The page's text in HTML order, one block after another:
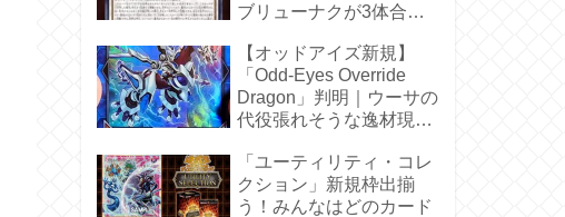
ブリューナクが3体合
【オッドアイズ新規】
「Odd-Eyes Override
Dragon」判明｜ウーサの
代役張れそうな逸材現
「ユーティリティ・コレ
クション」新規枠出揃
う！みんなはどのカード